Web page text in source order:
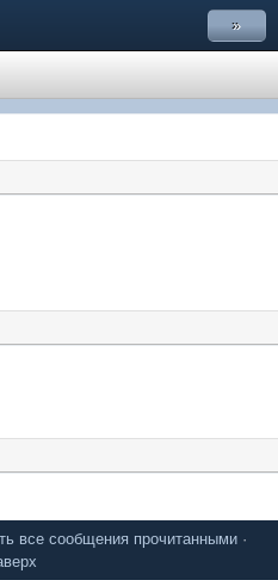
»
все сообщения прочитанными ·